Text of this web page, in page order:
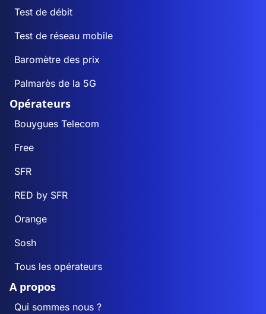
Test de débit
Test de réseau mobile
Baromètre des prix
Palmarès de la 5G
Opérateurs
Bouygues Telecom
Free
SFR
RED by SFR
Orange
Sosh
Tous les opérateurs
A propos
Qui sommes nous ?